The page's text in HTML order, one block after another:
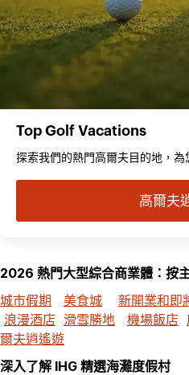
Top Golf Vacations
探索我們的熱門高爾夫目的地，為
高爾夫
2026 熱門大型綜合商業體：按
城市假期
美食城 新開業和即
浪漫酒店 滑雪勝地 機場飯店
爾夫逍遙遊
深入了解 IHG 精選海灘度假村